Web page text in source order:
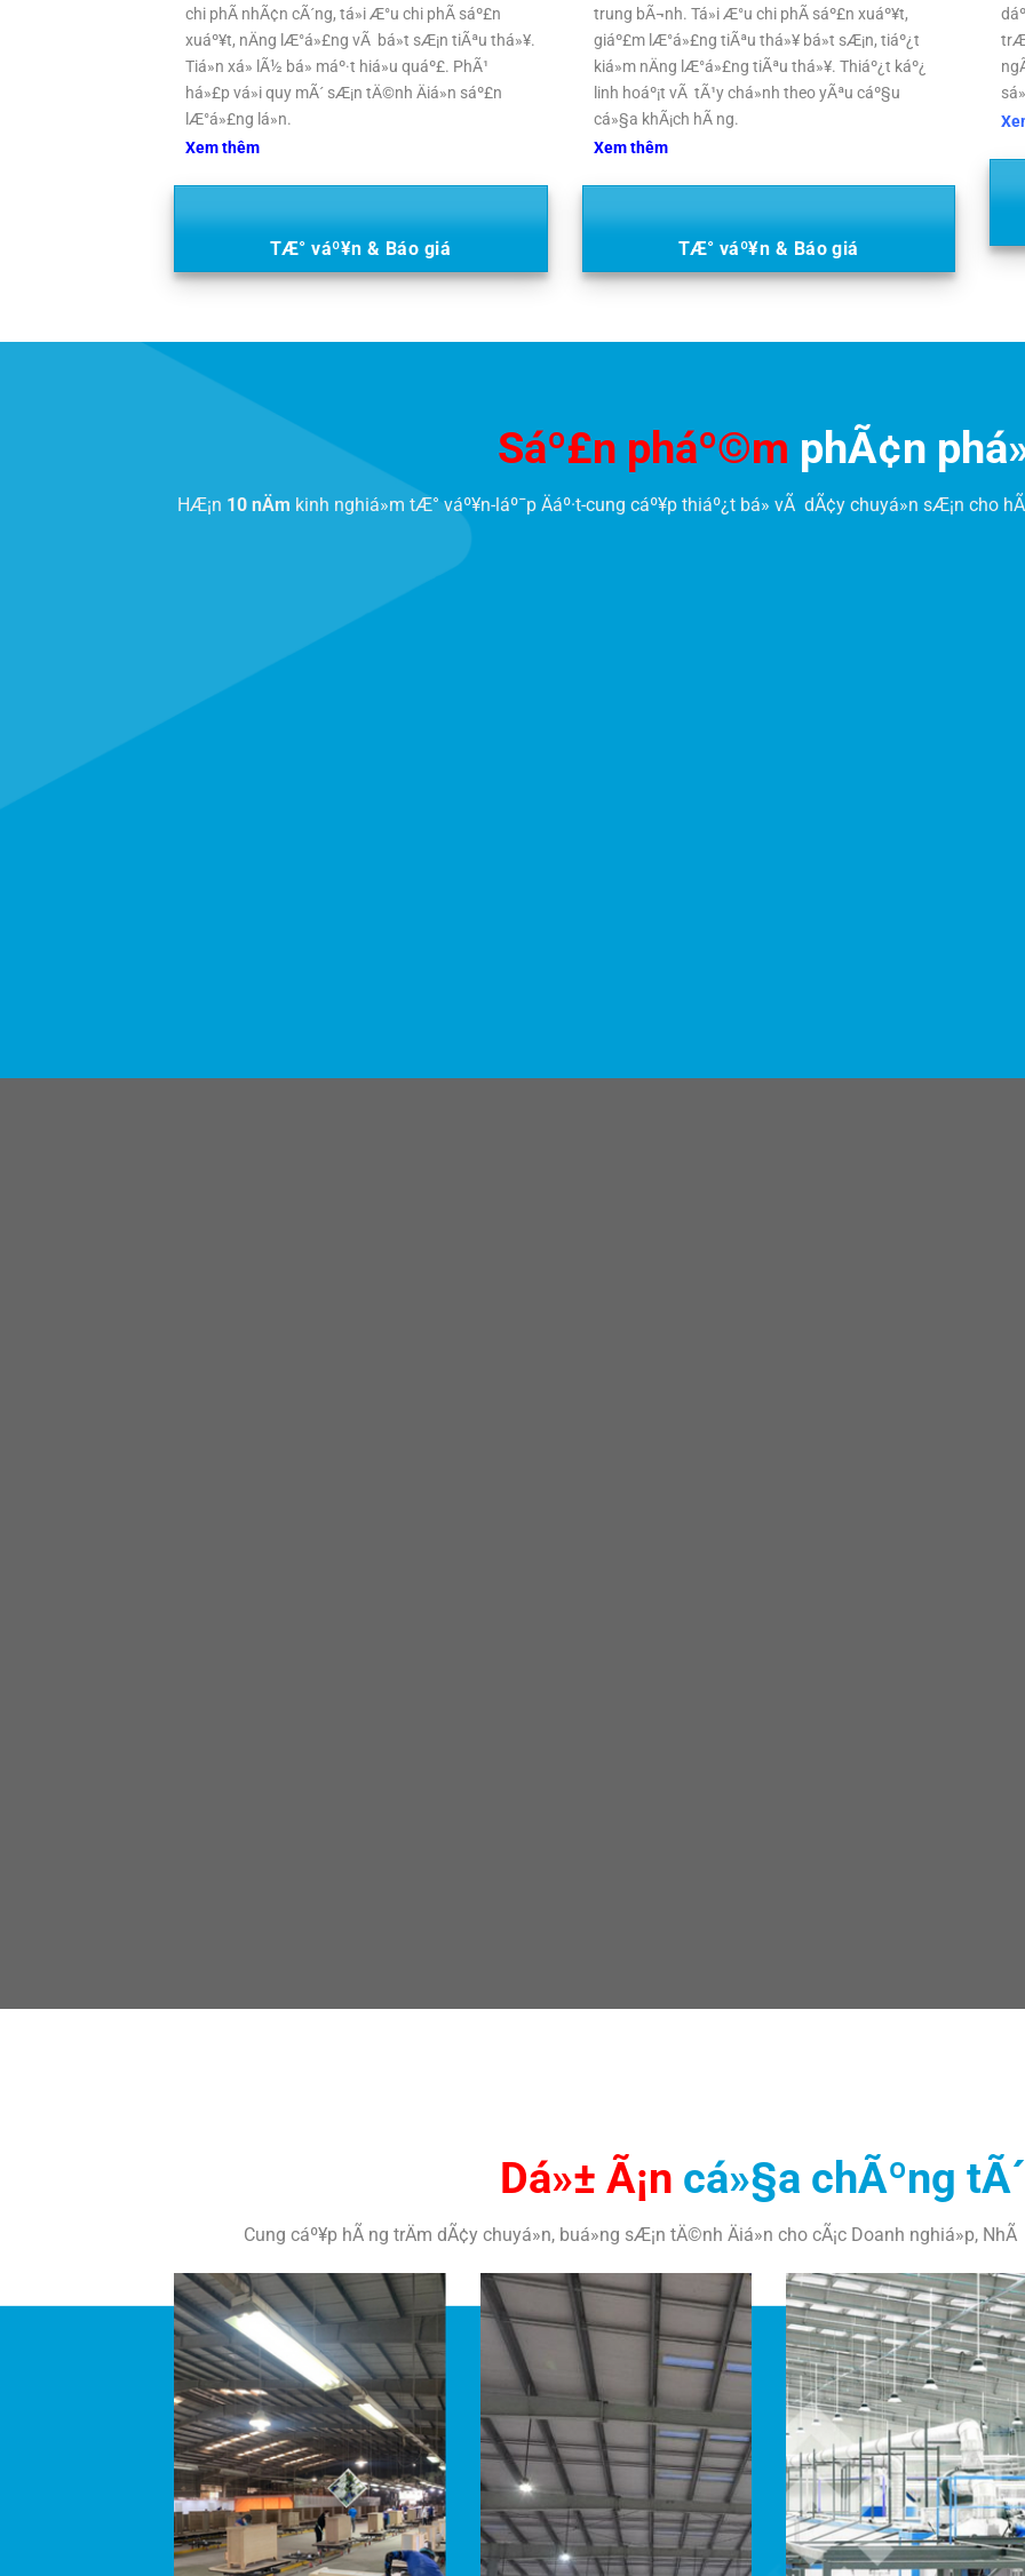
chi phÃ­ nhÃ¢n cÃ´ng, tá»i Æ°u chi phÃ­ sáº£n
xuáº¥t, nÄng lÆ°á»£ng vÃ bá»t sÆ¡n tiÃªu thá»¥.
Tiá»n xá»­ lÃ½ bá» máº·t hiá»u quáº£. PhÃ¹
há»£p vá»i quy mÃ´ sÆ¡n tÄ©nh Äiá»n sáº£n
lÆ°á»£ng lá»n.
Xem thêm
TÆ° váº¥n & Báo giá
trung bÃ¬nh. Tá»i Æ°u chi phÃ­ sáº£n xuáº¥t,
giáº£m lÆ°á»£ng tiÃªu thá»¥ bá»t sÆ¡n, tiáº¿t
kiá»m nÄng lÆ°á»£ng tiÃªu thá»¥. Thiáº¿t káº¿
linh hoáº¡t vÃ tÃ¹y chá»nh theo yÃªu cáº§u
cá»§a khÃ¡ch hÃ ng.
Xem thêm
TÆ° váº¥n & Báo giá
Sáº£n pháº©m phÃ¢n
HÆ¡n 10 nÄm kinh nghiá»m tÆ° váº¥n-láº¯p Äáº·t-cung cáº¥p thiáº¿t bá» vÃ dÃ¢y chuyá»n sÆ¡n cho
Dá»± Ã¡n cá»§a chÃºng
Cung cáº¥p hÃ ng trÄm dÃ¢y chuyá»n, buá»ng sÆ¡n tÄ©nh Äiá»n cho cÃ¡c Doanh nghiá»p,